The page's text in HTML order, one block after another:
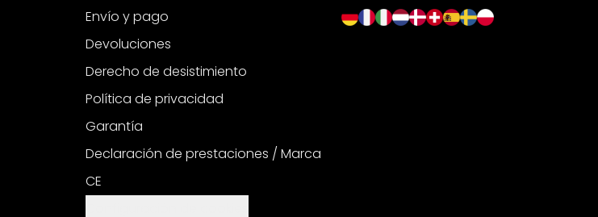
Envío y pago
Devoluciones
Derecho de desistimiento
Política de privacidad
Garantía
Declaración de prestaciones / Marca
CE